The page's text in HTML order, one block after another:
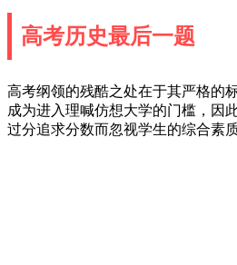
高考历史最后一题
高考纲领的残酷之处在于其严格的
成为进入理喊仿想大学的门槛，因
过分追求分数而忽视学生的综合素质